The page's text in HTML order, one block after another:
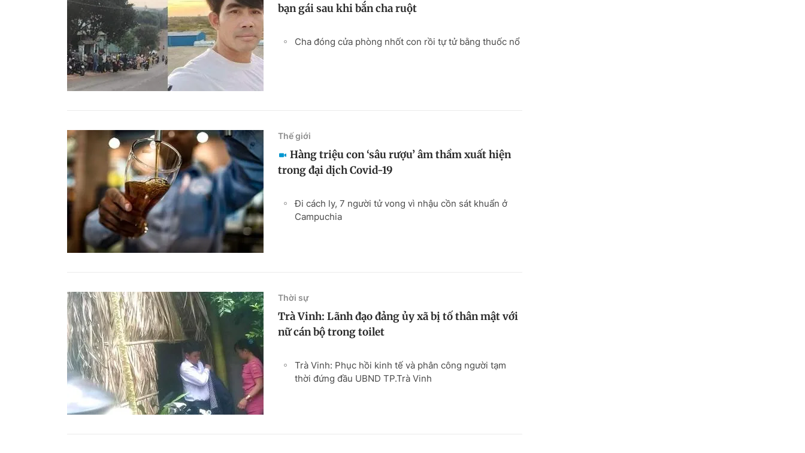
bạn gái sau khi bắn cha ruột
Cha đóng cửa phòng nhốt con rồi tự tử bằng thuốc nổ
Thế giới
Hàng triệu con ‘sâu rượu’ âm thầm xuất hiện
trong đại dịch Covid-19
Đi cách ly, 7 người tử vong vì nhậu cồn sát khuẩn ở
Campuchia
Thời sự
Trà Vinh: Lãnh đạo đảng ủy xã bị tố thân mật với
nữ cán bộ trong toilet
Trà Vinh: Phục hồi kinh tế và phân công người tạm
thời đứng đầu UBND TP.Trà Vinh